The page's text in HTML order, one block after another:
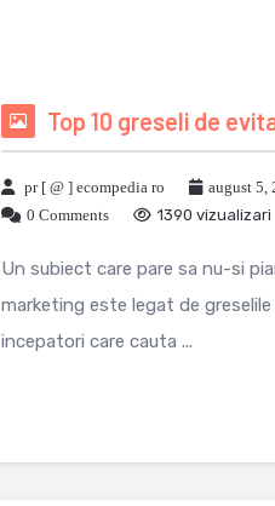
Top 10 greseli de
pr [ @ ] ecompedia ro august 5,
0 Comments
1390 vizualizari
Un subiect care pare sa nu-si
marketing este legat de
incepatori care cauta ...